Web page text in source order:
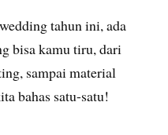
tahun ini, ada
bisa kamu tiru, dari
sampai material
bahas satu-satu!